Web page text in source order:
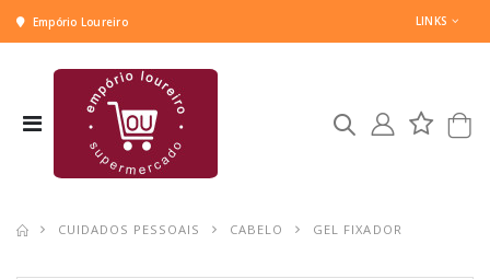
Empório Loureiro LINKS
CUIDADOS PESSOAIS CABELO GEL FIXADOR